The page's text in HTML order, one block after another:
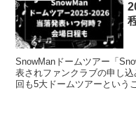
SnowManドームツアー「
表されファンクラブの申し
回も5大ドームツアーという